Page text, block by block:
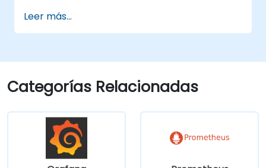
datos grandes y visualizaciones
complejas.
resolución de problemas y escalabilidad.
Leer más...
Categorías Relacionadas